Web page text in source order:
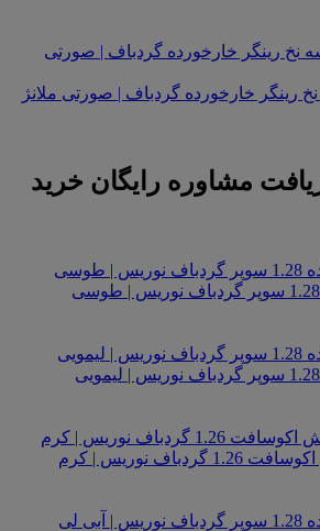
رینگر خارخورده گردباف | صورتی ملانژ
مشاوره رایگان خرید
نوریس | کرم